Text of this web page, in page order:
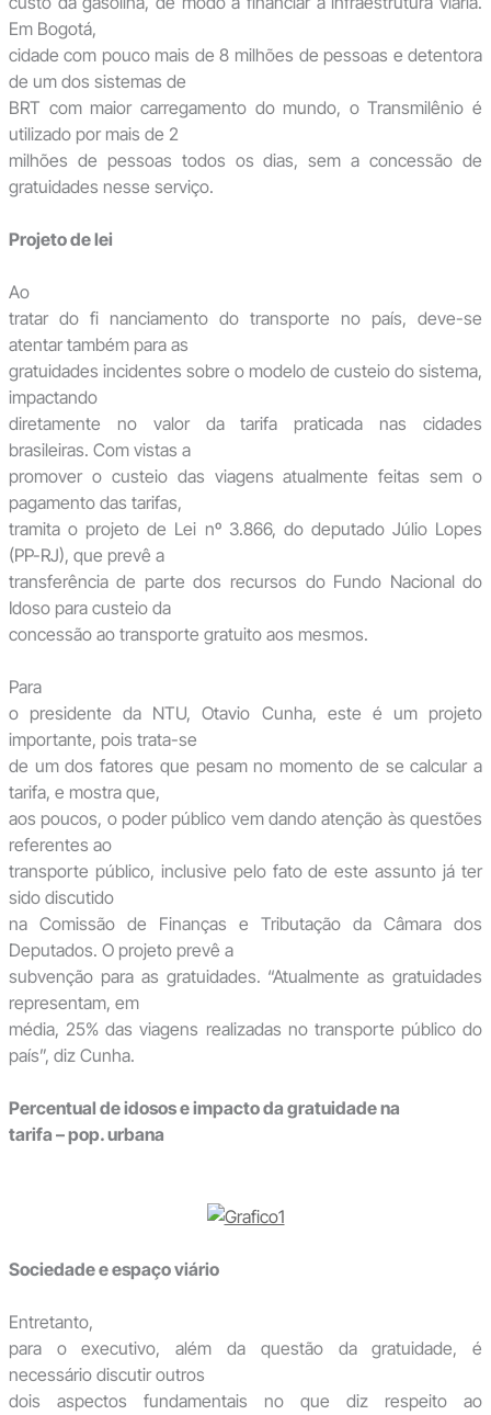
Em Bogotá,
cidade com pouco mais de 8 milhões de pessoas e detentora
de um dos sistemas de
BRT com maior carregamento do mundo, o Transmilênio é
utilizado por mais de 2
milhões de pessoas todos os dias, sem a concessão de
gratuidades nesse serviço.
Projeto de lei
Ao
tratar do fi nanciamento do transporte no país, deve-se
atentar também para as
gratuidades incidentes sobre o modelo de custeio do sistema,
impactando
diretamente no valor da tarifa praticada nas cidades
brasileiras. Com vistas a
promover o custeio das viagens atualmente feitas sem o
pagamento das tarifas,
tramita o projeto de Lei nº 3.866, do deputado Júlio Lopes
(PP-RJ), que prevê a
transferência de parte dos recursos do Fundo Nacional do
Idoso para custeio da
concessão ao transporte gratuito aos mesmos.
Para
o presidente da NTU, Otavio Cunha, este é um projeto
importante, pois trata-se
de um dos fatores que pesam no momento de se calcular a
tarifa, e mostra que,
aos poucos, o poder público vem dando atenção às questões
referentes ao
transporte público, inclusive pelo fato de este assunto já ter
sido discutido
na Comissão de Finanças e Tributação da Câmara dos
Deputados. O projeto prevê a
subvenção para as gratuidades. “Atualmente as gratuidades
representam, em
média, 25% das viagens realizadas no transporte público do
país”, diz Cunha.
Percentual de idosos e impacto da gratuidade na
tarifa – pop. urbana
Sociedade e espaço viário
Entretanto,
para o executivo, além da questão da gratuidade, é
necessário discutir outros
dois aspectos fundamentais no que diz respeito ao